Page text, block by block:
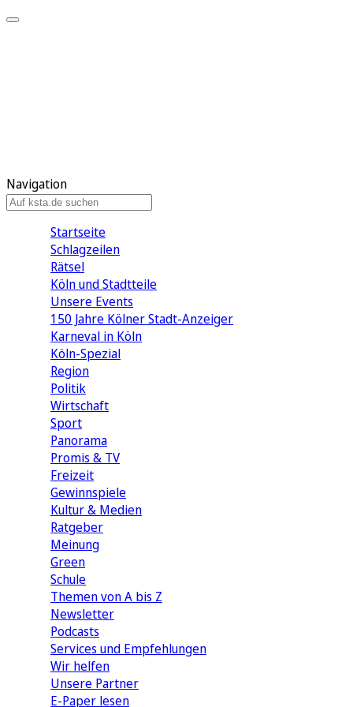
Navigation
Startseite
Schlagzeilen
Rätsel
Köln und Stadtteile
Unsere Events
150 Jahre Kölner Stadt-Anzeiger
Karneval in Köln
Köln-Spezial
Region
Politik
Wirtschaft
Sport
Panorama
Promis & TV
Freizeit
Gewinnspiele
Kultur & Medien
Ratgeber
Meinung
Green
Schule
Themen von A bis Z
Newsletter
Podcasts
Services und Empfehlungen
Wir helfen
Unsere Partner
E-Paper lesen